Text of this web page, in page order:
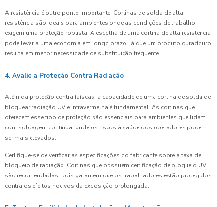
A resistência é outro ponto importante. Cortinas de solda de alta
resistência são ideais para ambientes onde as condições de trabalho
exigem uma proteção robusta. A escolha de uma cortina de alta resistência
pode levar a uma economia em longo prazo, já que um produto duradouro
resulta em menor necessidade de substituição frequente.
4. Avalie a Proteção Contra Radiação
Além da proteção contra faíscas, a capacidade de uma cortina de solda de
bloquear radiação UV e infravermelha é fundamental. As cortinas que
oferecem esse tipo de proteção são essenciais para ambientes que lidam
com soldagem contínua, onde os riscos à saúde dos operadores podem
ser mais elevados.
Certifique-se de verificar as especificações do fabricante sobre a taxa de
bloqueio de radiação. Cortinas que possuem certificação de bloqueio UV
são recomendadas, pois garantem que os trabalhadores estão protegidos
contra os efeitos nocivos da exposição prolongada.